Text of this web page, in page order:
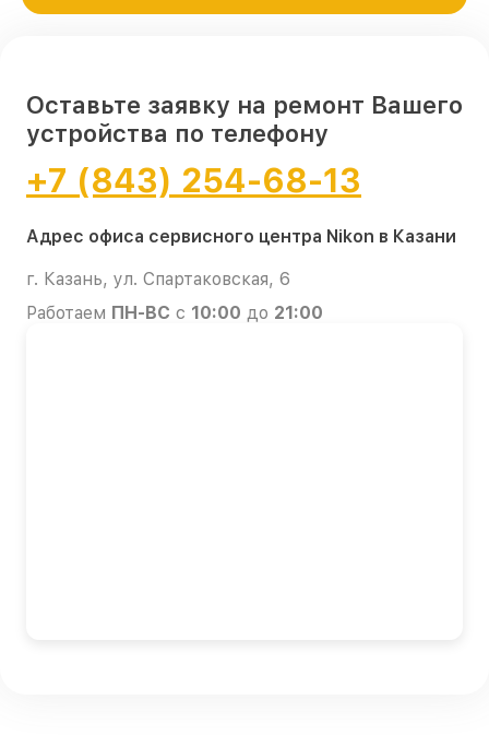
Оставьте заявку на ремонт Вашего
устройства по телефону
+7 (843) 254-68-13
Адрес офиса сервисного центра Nikon в Казани
г. Казань, ул. Спартаковская, 6
Работаем ПН-ВС с 10:00 до 21:00